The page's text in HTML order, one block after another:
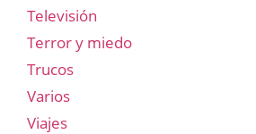
Televisión
Terror y miedo
Trucos
Varios
Viajes